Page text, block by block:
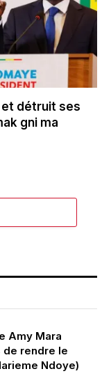
et détruit ses
gni ma
Amy Mara
de rendre le
Ndoye)